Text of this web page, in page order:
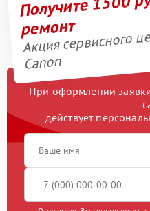
ремонт
Акция сервисного
Canon
При оформлении
действует